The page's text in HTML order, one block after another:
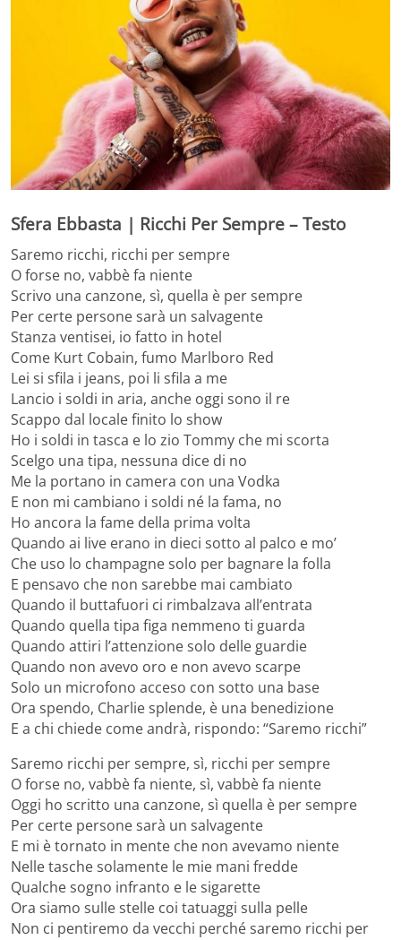
Sfera Ebbasta | Ricchi Per Sempre – Testo
Saremo ricchi, ricchi per sempre
O forse no, vabbè fa niente
Scrivo una canzone, sì, quella è per sempre
Per certe persone sarà un salvagente
Stanza ventisei, io fatto in hotel
Come Kurt Cobain, fumo Marlboro Red
Lei si sfila i jeans, poi li sfila a me
Lancio i soldi in aria, anche oggi sono il re
Scappo dal locale finito lo show
Ho i soldi in tasca e lo zio Tommy che mi scorta
Scelgo una tipa, nessuna dice di no
Me la portano in camera con una Vodka
E non mi cambiano i soldi né la fama, no
Ho ancora la fame della prima volta
Quando ai live erano in dieci sotto al palco e mo’
Che uso lo champagne solo per bagnare la folla
E pensavo che non sarebbe mai cambiato
Quando il buttafuori ci rimbalzava all’entrata
Quando quella tipa figa nemmeno ti guarda
Quando attiri l’attenzione solo delle guardie
Quando non avevo oro e non avevo scarpe
Solo un microfono acceso con sotto una base
Ora spendo, Charlie splende, è una benedizione
E a chi chiede come andrà, rispondo: “Saremo ricchi”
Saremo ricchi per sempre, sì, ricchi per sempre
O forse no, vabbè fa niente, sì, vabbè fa niente
Oggi ho scritto una canzone, sì quella è per sempre
Per certe persone sarà un salvagente
E mi è tornato in mente che non avevamo niente
Nelle tasche solamente le mie mani fredde
Qualche sogno infranto e le sigarette
Ora siamo sulle stelle coi tatuaggi sulla pelle
Non ci pentiremo da vecchi perché saremo ricchi per